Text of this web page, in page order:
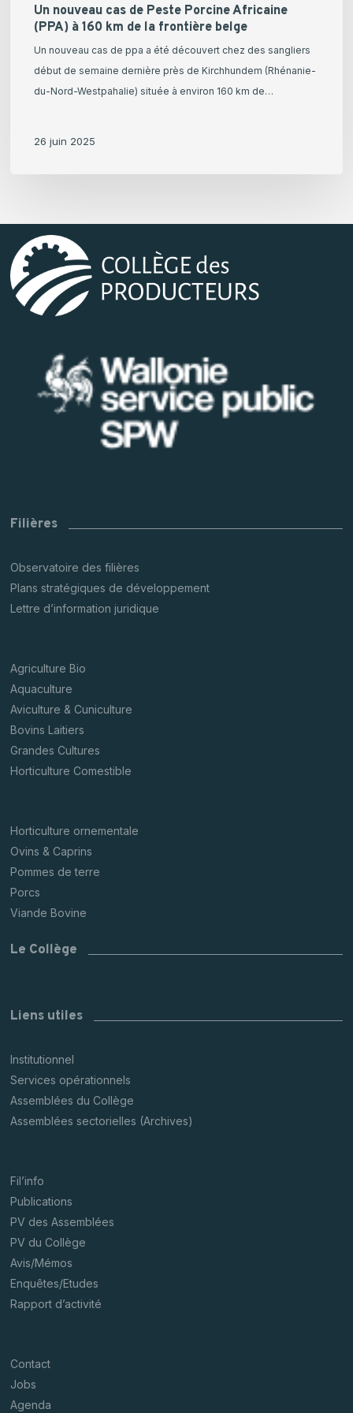
frontière
belge
Un nouveau cas de Peste Porcine Africaine
(PPA) à 160 km de la frontière belge
Un nouveau cas de ppa a été découvert chez des sangliers
début de semaine dernière près de Kirchhundem (Rhénanie-
du-Nord-Westpahalie) située à environ 160 km de…
26 juin 2025
Filières
Observatoire des filières
Plans stratégiques de développement
Lettre d’information juridique
Agriculture Bio
Aquaculture
Aviculture & Cuniculture
Bovins Laitiers
Grandes Cultures
Horticulture Comestible
Horticulture ornementale
Ovins & Caprins
Pommes de terre
Porcs
Viande Bovine
Le Collège
Liens utiles
Institutionnel
Services opérationnels
Assemblées du Collège
Assemblées sectorielles (Archives)
Fil’info
Publications
PV des Assemblées
PV du Collège
Avis/Mémos
Enquêtes/Etudes
Rapport d’activité
Contact
Jobs
Agenda